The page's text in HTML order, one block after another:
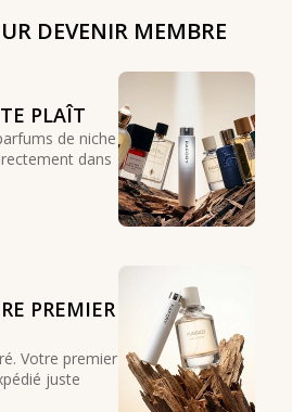
DEVENIR MEMBRE
PLAÎT
de niche
dans
PREMIER
Votre premier
juste